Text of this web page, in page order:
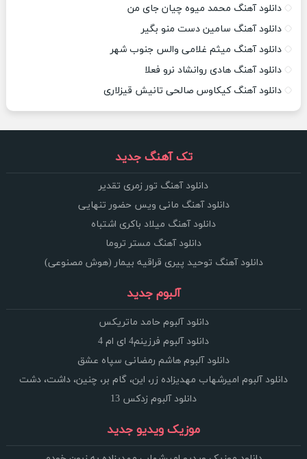
دانلود آهنگ محمد میوه چیان جای من
دانلود آهنگ سامین دست منو بگیر
دانلود آهنگ میثم غلامی والس جنوب شهر
دانلود آهنگ هادی روانشاد نرو فعلا
دانلود آهنگ کیکاوس صالحی تانیش قیزلاری
تک آهنگ جدید
دانلود آهنگ تور زمری تقدیر
دانلود آهنگ مانی ویس حضور تنهایی
دانلود آهنگ میلاد باکری اشتباه
دانلود آهنگ مستر تروما
دانلود آهنگ توحید پیری قراقیه بیمار (هوش مصنوعی)
آلبوم جدید
دانلود آلبوم حامد ماتریکس
دانلود آلبوم فرزینم4 ای ام 4
دانلود آلبوم هاشم رمضانی سپاه عشق
دانلود آلبوم امیرشهاب مهدیزاده زر، این، گام بر، چنین، داشت، دشت
دانلود آلبوم زدکس 13
موزیک ویدیو جدید